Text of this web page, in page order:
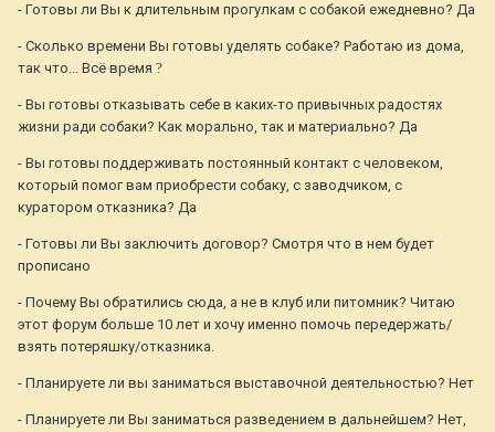
- Готовы ли Вы к длительным прогулкам с собакой ежедневно? Да
- Сколько времени Вы готовы уделять собаке? Работаю из дома,
так что... Всё время ?
- Вы готовы отказывать себе в каких-то привычных радостях
жизни ради собаки? Как морально, так и материально? Да
- Вы готовы поддерживать постоянный контакт с человеком,
который помог вам приобрести собаку, с заводчиком, с
куратором отказника? Да
- Готовы ли Вы заключить договор? Смотря что в нем будет
прописано
- Почему Вы обратились сюда, а не в клуб или питомник? Читаю
этот форум больше 10 лет и хочу именно помочь передержать/
взять потеряшку/отказника.
- Планируете ли вы заниматься выставочной деятельностью? Нет
- Планируете ли Вы заниматься разведением в дальнейшем? Нет,